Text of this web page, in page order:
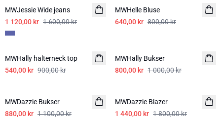
MWJessie Wide jeans
1 120,00 kr 1 600,00 kr
MWHelle Bluse
640,00 kr 800,00 kr
-40%
MWHally halterneck top
540,00 kr 900,00 kr
MWHally Bukser
800,00 kr 1 000,00 kr
MWDazzie Bukser
880,00 kr 1 100,00 kr
MWDazzie Blazer
1 440,00 kr 1 800,00 kr